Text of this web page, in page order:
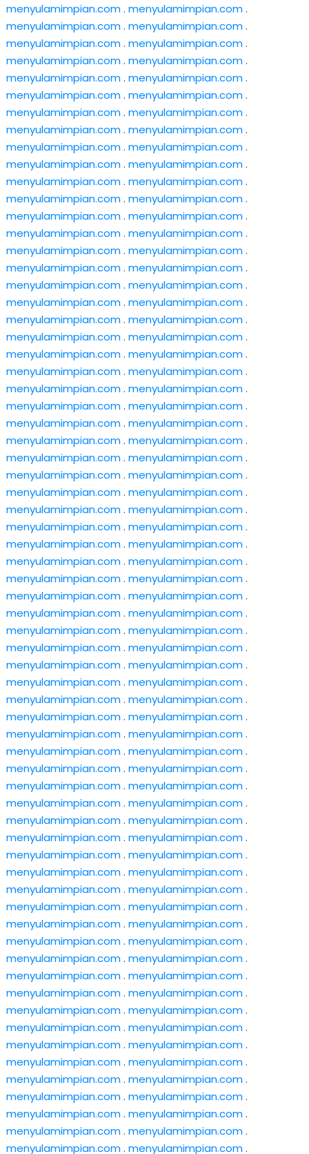
menyulamimpian.com. menyulamimpian.com.
menyulamimpian.com. menyulamimpian.com.
menyulamimpian.com. menyulamimpian.com.
menyulamimpian.com. menyulamimpian.com.
menyulamimpian.com. menyulamimpian.com.
menyulamimpian.com. menyulamimpian.com.
menyulamimpian.com. menyulamimpian.com.
menyulamimpian.com. menyulamimpian.com.
menyulamimpian.com. menyulamimpian.com.
menyulamimpian.com. menyulamimpian.com.
menyulamimpian.com. menyulamimpian.com.
menyulamimpian.com. menyulamimpian.com.
menyulamimpian.com. menyulamimpian.com.
menyulamimpian.com. menyulamimpian.com.
menyulamimpian.com. menyulamimpian.com.
menyulamimpian.com. menyulamimpian.com.
menyulamimpian.com. menyulamimpian.com.
menyulamimpian.com. menyulamimpian.com.
menyulamimpian.com. menyulamimpian.com.
menyulamimpian.com. menyulamimpian.com.
menyulamimpian.com. menyulamimpian.com.
menyulamimpian.com. menyulamimpian.com.
menyulamimpian.com. menyulamimpian.com.
menyulamimpian.com. menyulamimpian.com.
menyulamimpian.com. menyulamimpian.com.
menyulamimpian.com. menyulamimpian.com.
menyulamimpian.com. menyulamimpian.com.
menyulamimpian.com. menyulamimpian.com.
menyulamimpian.com. menyulamimpian.com.
menyulamimpian.com. menyulamimpian.com.
menyulamimpian.com. menyulamimpian.com.
menyulamimpian.com. menyulamimpian.com.
menyulamimpian.com. menyulamimpian.com.
menyulamimpian.com. menyulamimpian.com.
menyulamimpian.com. menyulamimpian.com.
menyulamimpian.com. menyulamimpian.com.
menyulamimpian.com. menyulamimpian.com.
menyulamimpian.com. menyulamimpian.com.
menyulamimpian.com. menyulamimpian.com.
menyulamimpian.com. menyulamimpian.com.
menyulamimpian.com. menyulamimpian.com.
menyulamimpian.com. menyulamimpian.com.
menyulamimpian.com. menyulamimpian.com.
menyulamimpian.com. menyulamimpian.com.
menyulamimpian.com. menyulamimpian.com.
menyulamimpian.com. menyulamimpian.com.
menyulamimpian.com. menyulamimpian.com.
menyulamimpian.com. menyulamimpian.com.
menyulamimpian.com. menyulamimpian.com.
menyulamimpian.com. menyulamimpian.com.
menyulamimpian.com. menyulamimpian.com.
menyulamimpian.com. menyulamimpian.com.
menyulamimpian.com. menyulamimpian.com.
menyulamimpian.com. menyulamimpian.com.
menyulamimpian.com. menyulamimpian.com.
menyulamimpian.com. menyulamimpian.com.
menyulamimpian.com. menyulamimpian.com.
menyulamimpian.com. menyulamimpian.com.
menyulamimpian.com. menyulamimpian.com.
menyulamimpian.com. menyulamimpian.com.
menyulamimpian.com. menyulamimpian.com.
menyulamimpian.com. menyulamimpian.com.
menyulamimpian.com. menyulamimpian.com.
menyulamimpian.com. menyulamimpian.com.
menyulamimpian.com. menyulamimpian.com.
menyulamimpian.com. menyulamimpian.com.
menyulamimpian.com. menyulamimpian.com.